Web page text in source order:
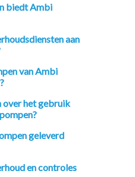
biedt Ambi
aan
van Ambi
over het gebruik
geleverd
en controles